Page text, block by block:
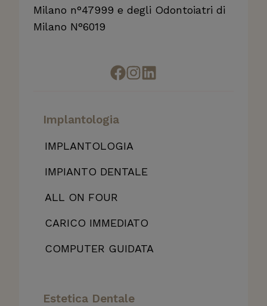
Milano n°47999 e degli Odontoiatri di
Milano N°6019
Implantologia
IMPLANTOLOGIA
IMPIANTO DENTALE
ALL ON FOUR
CARICO IMMEDIATO
COMPUTER GUIDATA
Estetica Dentale